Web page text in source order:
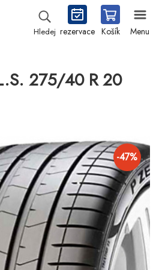
Hledej rezervace Košík Menu
275/40 R 20
-47%